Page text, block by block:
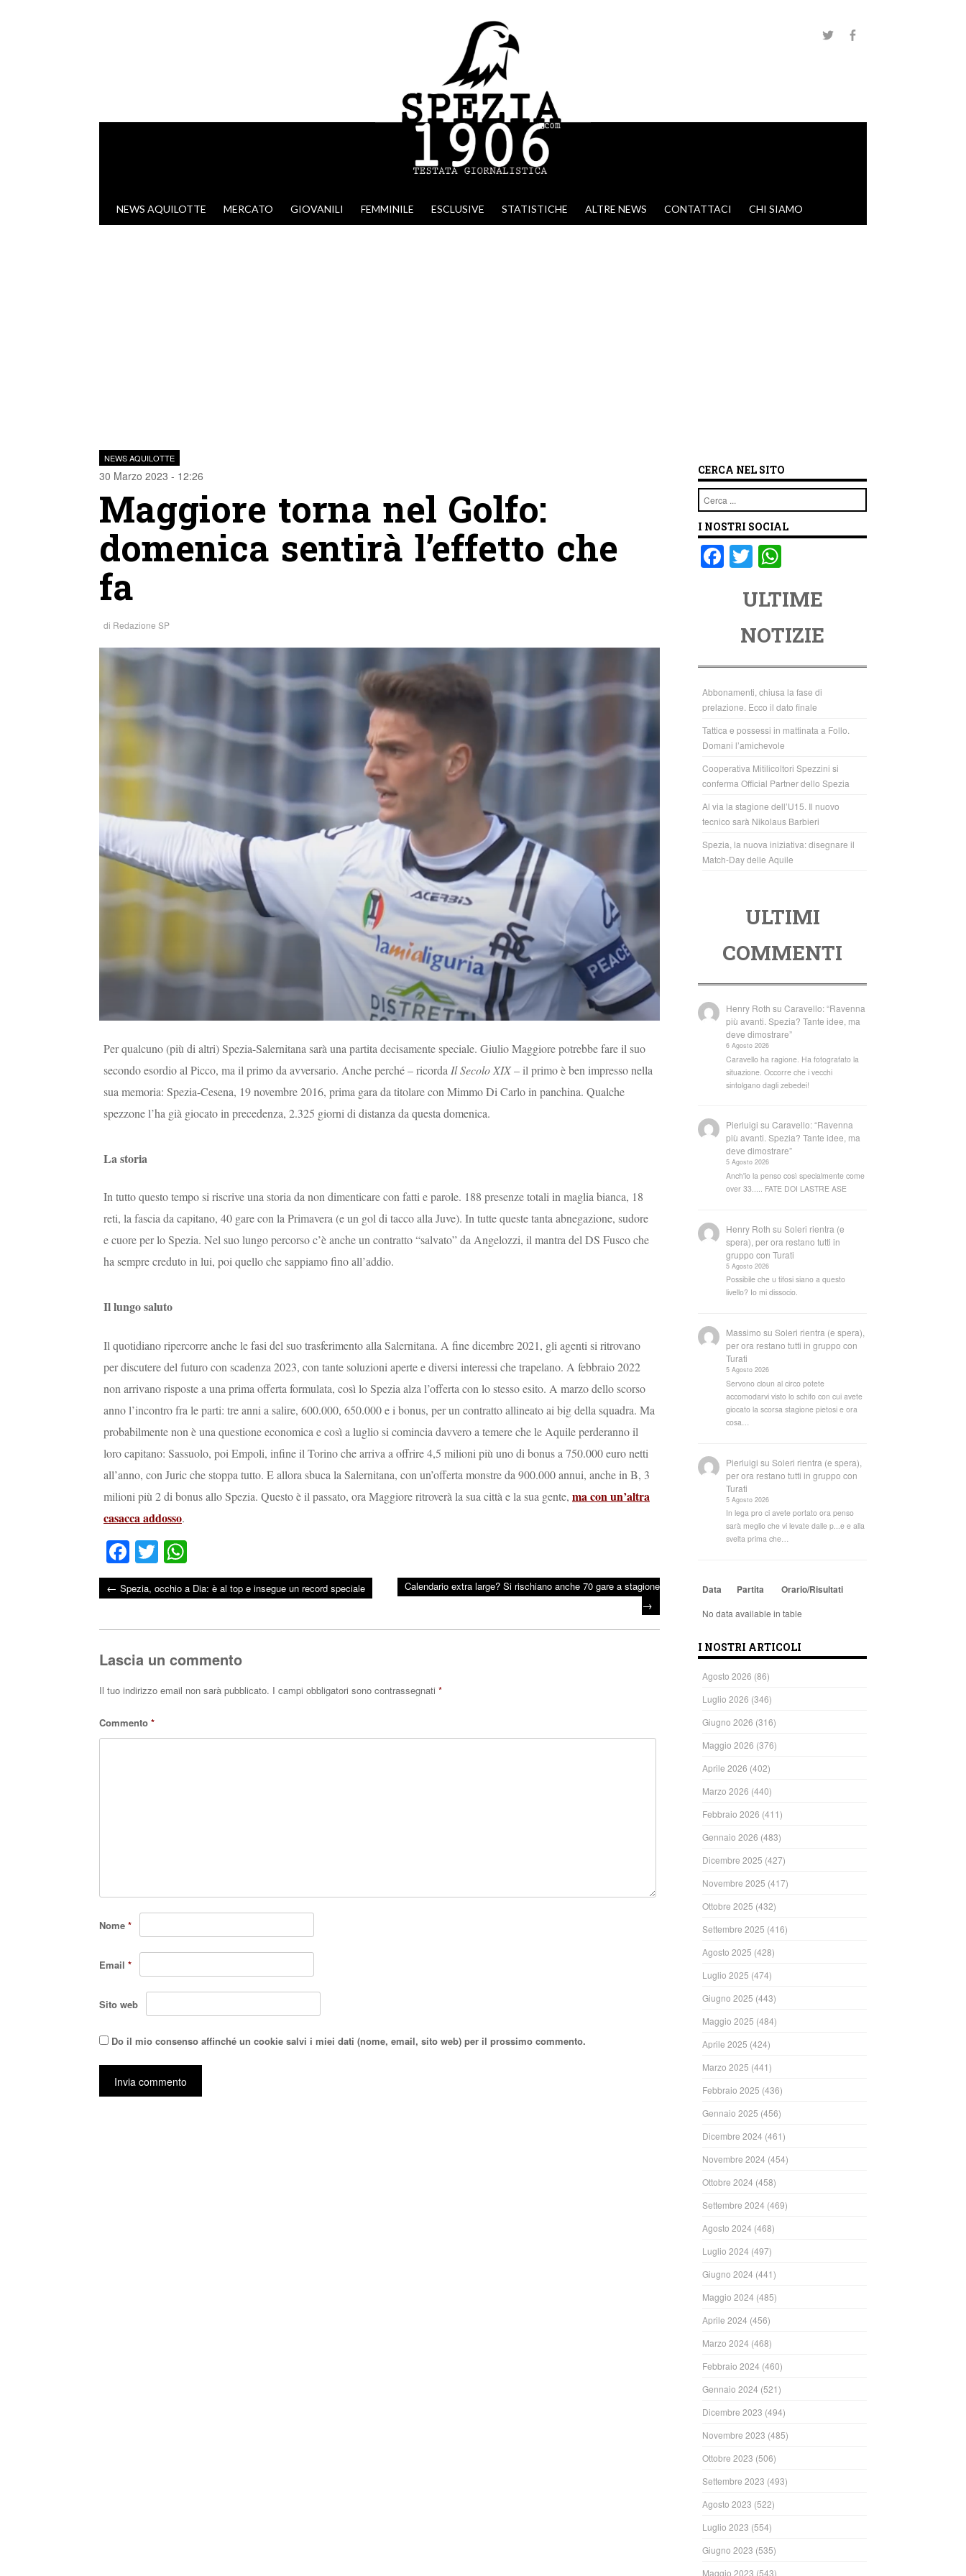
VAI AL CONTENUTO
NEWS AQUILOTTE MERCATO GIOVANILI FEMMINILE ESCLUSIVE STATISTICHE ALTRE NEWS CONTATTACI CHI SIAMO
NEWS AQUILOTTE
30 Marzo 2023 - 12:26
Maggiore torna nel Golfo:
domenica sentirà l’effetto che
fa
di Redazione SP
Per qualcuno (più di altri) Spezia-Salernitana sarà una partita decisamente speciale. Giulio Maggiore potrebbe fare il suo
secondo esordio al Picco, ma il primo da avversario. Anche perché – ricorda Il Secolo XIX– il primo è ben impresso nella
sua memoria: Spezia-Cesena, 19 novembre 2016, prima gara da titolare con Mimmo Di Carlo in panchina. Qualche
spezzone l’ha già giocato in precedenza, 2.325 giorni di distanza da questa domenica.
La storia
In tutto questo tempo si riscrive una storia da non dimenticare con fatti e parole. 188 presenze totali in maglia bianca, 18
reti, la fascia da capitano, 40 gare con la Primavera (e un gol di tacco alla Juve). In tutte queste tanta abnegazione, sudore
e cuore per lo Spezia. Nel suo lungo percorso c’è anche un contratto “salvato” da Angelozzi, il mantra del DS Fusco che
ha sempre creduto in lui, poi quello che sappiamo fino all’addio.
Il lungo saluto
Il quotidiano ripercorre anche le fasi del suo trasferimento alla Salernitana. A fine dicembre 2021, gli agenti si ritrovano
per discutere del futuro con scadenza 2023, con tante soluzioni aperte e diversi interessi che trapelano. A febbraio 2022
non arrivano risposte a una prima offerta formulata, così lo Spezia alza l’offerta con lo stesso esito. A marzo dello scorso
anno l’incontro fra le parti: tre anni a salire, 600.000, 650.000 e i bonus, per un contratto allineato ai big della squadra. Ma
probabilmente non è una questione economica e così a luglio si comincia davvero a temere che le Aquile perderanno il
loro capitano: Sassuolo, poi Empoli, infine il Torino che arriva a offrire 4,5 milioni più uno di bonus a 750.000 euro netti
all’anno, con Juric che stoppa tutto. E allora sbuca la Salernitana, con un’offerta monstre da 900.000 annui, anche in B, 3
milioni più 2 di bonus allo Spezia. Questo è il passato, ora Maggiore ritroverà la sua città e la sua gente, ma con un’altra
casacca addosso.
Fa
ce
bo
T
wi
tte
ha
ts
← Spezia, occhio a Dia: è al top e insegue un record speciale Calendario extra large? Si rischiano anche 70 gare a stagione
→
Lascia un commento
Il tuo indirizzo email non sarà pubblicato. I campi obbligatori sono contrassegnati *
Commento *
Nome *
Email *
Sito web
Do il mio consenso affinché un cookie salvi i miei dati (nome, email, sito web) per il prossimo commento.
CERCA NEL SITO
Cerca
I NOSTRI SOCIAL
F
o
o
k
T
tt
er
at
s
A
p
p
ULTIME
NOTIZIE
Abbonamenti, chiusa la fase di
prelazione. Ecco il dato finale
Tattica e possessi in mattinata a Follo.
Domani l’amichevole
Cooperativa Mitilicoltori Spezzini si
conferma Official Partner dello Spezia
Al via la stagione dell’U15. Il nuovo
tecnico sarà Nikolaus Barbieri
Spezia, la nuova iniziativa: disegnare il
Match-Day delle Aquile
ULTIMI
COMMENTI
Henry Roth suCaravello: “Ravenna
più avanti. Spezia? Tante idee, ma
deve dimostrare”
6 Agosto 2026
Caravello ha ragione. Ha fotografato la
situazione. Occorre che i vecchi
sintolgano dagli zebedei!
Pierluigi suCaravello: “Ravenna
più avanti. Spezia? Tante idee, ma
deve dimostrare”
5 Agosto 2026
Anch'io la penso così specialmente come
over 33..... FATE DOI LASTRE ASE
Henry Roth suSoleri rientra (e
spera), per ora restano tutti in
gruppo con Turati
5 Agosto 2026
Possibile che u tifosi siano a questo
livello? Io mi dissocio.
Massimo suSoleri rientra (e spera),
per ora restano tutti in gruppo con
Turati
5 Agosto 2026
Servono cloun al circo potete
accomodarvi visto lo schifo con cui avete
giocato la scorsa stagione pietosi e ora
cosa…
Pierluigi suSoleri rientra (e spera),
per ora restano tutti in gruppo con
Turati
5 Agosto 2026
In lega pro ci avete portato ora penso
sarà meglio che vi levate dalle p...e e alla
svelta prima che…
Data Partita Orario/Risultati
No data available in table
I NOSTRI ARTICOLI
Agosto 2026 (86)
Luglio 2026 (346)
Giugno 2026 (316)
Maggio 2026 (376)
Aprile 2026 (402)
Marzo 2026 (440)
Febbraio 2026 (411)
Gennaio 2026 (483)
Dicembre 2025 (427)
Novembre 2025 (417)
Ottobre 2025 (432)
Settembre 2025 (416)
Agosto 2025 (428)
Luglio 2025 (474)
Giugno 2025 (443)
Maggio 2025 (484)
Aprile 2025 (424)
Marzo 2025 (441)
Febbraio 2025 (436)
Gennaio 2025 (456)
Dicembre 2024 (461)
Novembre 2024 (454)
Ottobre 2024 (458)
Settembre 2024 (469)
Agosto 2024 (468)
Luglio 2024 (497)
Giugno 2024 (441)
Maggio 2024 (485)
Aprile 2024 (456)
Marzo 2024 (468)
Febbraio 2024 (460)
Gennaio 2024 (521)
Dicembre 2023 (494)
Novembre 2023 (485)
Ottobre 2023 (506)
Settembre 2023 (493)
Agosto 2023 (522)
Luglio 2023 (554)
Giugno 2023 (535)
Maggio 2023 (543)